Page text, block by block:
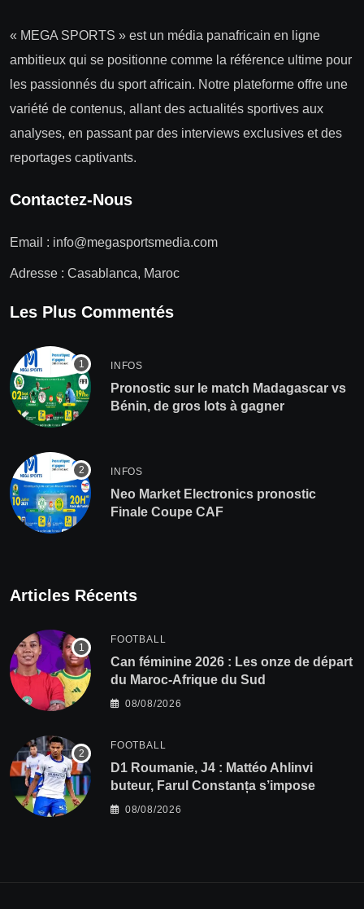
« MEGA SPORTS » est un média panafricain en ligne
ambitieux qui se positionne comme la référence ultime pour
les passionnés du sport africain. Notre plateforme offre une
variété de contenus, allant des actualités sportives aux
analyses, en passant par des interviews exclusives et des
reportages captivants.
Contactez-Nous
Email : info@megasportsmedia.com
Adresse : Casablanca, Maroc
Les Plus Commentés
INFOS
Pronostic sur le match Madagascar vs
Bénin, de gros lots à gagner
INFOS
Neo Market Electronics pronostic
Finale Coupe CAF
Articles Récents
FOOTBALL
‎Can féminine 2026 : Les onze de départ
du Maroc-Afrique du Sud
08/08/2026
FOOTBALL
D1 Roumanie, J4 : Mattéo Ahlinvi
buteur, Farul Constanța s’impose
08/08/2026